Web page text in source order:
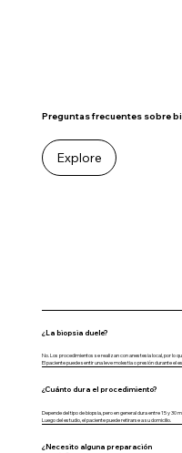
Preguntas frecuentes sobre
Explore
¿La biopsia duele?
No. Los procedimientos se realizan con anestesia local, por lo
El paciente puede sentir una leve molestia o presión durante el
¿Cuánto dura el procedimiento?
Depende del tipo de biopsia, pero en general dura entre 15 y 30
Luego del estudio, el paciente puede retirarse a su domicilio.
¿Necesito alguna preparación